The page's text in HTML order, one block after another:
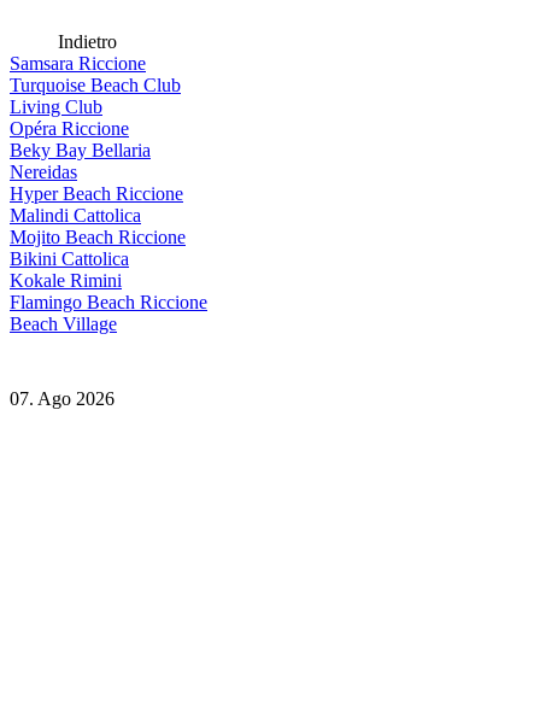
Indietro
Samsara Riccione
Turquoise Beach Club
Living Club
Opéra Riccione
Beky Bay Bellaria
Nereidas
Hyper Beach Riccione
Malindi Cattolica
Mojito Beach Riccione
Bikini Cattolica
Kokale Rimini
Flamingo Beach Riccione
Beach Village
07. Ago 2026